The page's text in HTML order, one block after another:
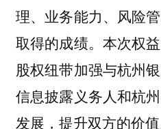
理、业务能力、风险
取得的成绩。本次权
股权纽带加强与杭州
信息披露义务人和杭
发展，提升双方的价值